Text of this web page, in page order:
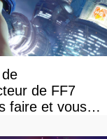
de FF7
faire et vous